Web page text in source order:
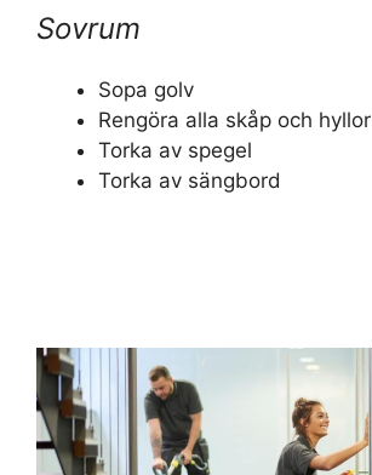
Sovrum
Sopa golv
Rengöra alla skåp och hyllor
Torka av spegel
Torka av sängbord